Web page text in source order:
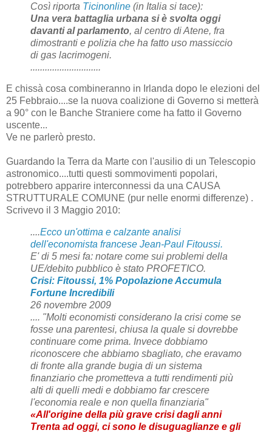
Così riporta Ticinonline (in Italia si tace):
Una vera battaglia urbana si è svolta oggi
davanti al parlamento, al centro di Atene, fra
dimostranti e polizia che ha fatto uso massiccio
di gas lacrimogeni.
.............................
E chissà cosa combineranno in Irlanda dopo le elezioni del
25 Febbraio....se la nuova coalizione di Governo si metterà
a 90° con le Banche Straniere come ha fatto il Governo
uscente...
Ve ne parlerò presto.
Guardando la Terra da Marte con l'ausilio di un Telescopio
astronomico....tutti questi sommovimenti popolari,
potrebbero apparire interconnessi da una CAUSA
STRUTTURALE COMUNE (pur nelle enormi differenze) .
Scrivevo il 3 Maggio 2010:
....Ecco un'ottima e calzante analisi
dell'economista francese Jean-Paul Fitoussi.
E' di 5 mesi fa: notare come sui problemi della
UE/debito pubblico è stato PROFETICO.
Crisi: Fitoussi, 1% Popolazione Accumula
Fortune Incredibili
26 novembre 2009
.... "Molti economisti considerano la crisi come se
fosse una parentesi, chiusa la quale si dovrebbe
continuare come prima. Invece dobbiamo
riconoscere che abbiamo sbagliato, che eravamo
di fronte alla grande bugia di un sistema
finanziario che prometteva a tutti rendimenti più
alti di quelli medi e dobbiamo far crescere
l'economia reale e non quella finanziaria"
«All'origine della più grave crisi dagli anni
Trenta ad oggi, ci sono le disuguaglianze e gli